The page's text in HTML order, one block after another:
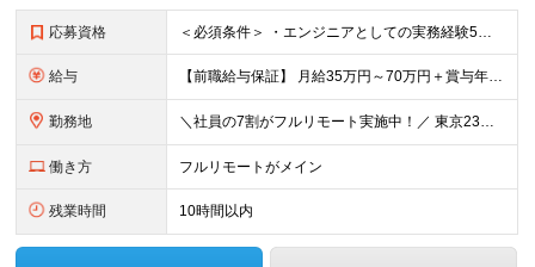
応募資格 ＜必須条件＞ ・エンジニアとしての実務経験5年以上 ＜尚可条件＞ ・PM、PL経験 ・後輩指導やチームリーダーなど、何らかのリード経験 ※リーダー未経験の方のご応募も大歓迎です！ポテンシャル採用を
給与 【前職給与保証】 月給35万円～70万円＋賞与年2回＋各種手当 ※前職の給与・スキル・経験を考慮の上、決定いたします。 ※月給には固定残業代（月30時間分／5万円～10万円）を含みます。超過分は別途
勤務地 ＼社員の7割がフルリモート実施中！／ 東京23区内など1都3県を中心としたプロジェクト先での勤務となります。 ※勤務地は希望を考慮します ≪本社≫ 東京都渋谷区恵比寿南1丁目3番7号 隅越ビル5階
働き方 フルリモートがメイン
残業時間 10時間以内